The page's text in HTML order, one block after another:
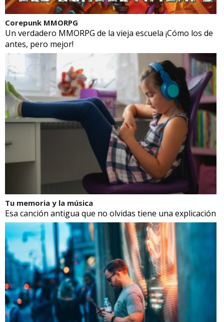
Corepunk MMORPG
Un verdadero MMORPG de la vieja escuela ¡Cómo los de
antes, pero mejor!
Tu memoria y la música
Esa canción antigua que no olvidas tiene una explicación